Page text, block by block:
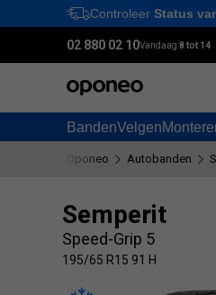
Controleer Status
02 880 02 10Vandaag:8 tot 14
BandenVelgen
Oponeo Autobanden
Semperit
Speed-Grip 5
195/65 R15 91 H